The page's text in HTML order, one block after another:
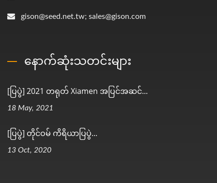
gison@seed.net.tw; sales@gison.com
နောက်ဆုံးသတင်းများ
[ပြပွဲ] 2021 တရုတ် Xiamen အပြင်အဆင်...
18 May, 2021
[ပြပွဲ] တိုင်ဝမ် ကိရိယာပြပွဲ...
13 Oct, 2020